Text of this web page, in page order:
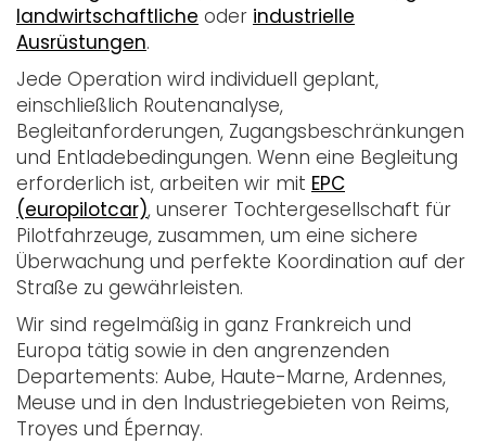
landwirtschaftliche oder industrielle
Ausrüstungen.
Jede Operation wird individuell geplant,
einschließlich Routenanalyse,
Begleitanforderungen, Zugangsbeschränkungen
und Entladebedingungen. Wenn eine Begleitung
erforderlich ist, arbeiten wir mit EPC
(europilotcar), unserer Tochtergesellschaft für
Pilotfahrzeuge, zusammen, um eine sichere
Überwachung und perfekte Koordination auf der
Straße zu gewährleisten.
Wir sind regelmäßig in ganz Frankreich und
Europa tätig sowie in den angrenzenden
Departements: Aube, Haute-Marne, Ardennes,
Meuse und in den Industriegebieten von Reims,
Troyes und Épernay.